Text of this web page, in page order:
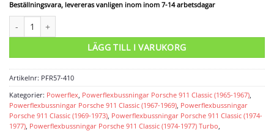
Beställningsvara, levereras vanligen inom inom 7-14 arbetsdagar
LÄGG TILL I VARUKORG
Artikelnr: PFR57-410
Kategorier: Powerflex, Powerflexbussningar Porsche 911 Classic (1965-1967),
Powerflexbussningar Porsche 911 Classic (1967-1969), Powerflexbussningar
Porsche 911 Classic (1969-1973), Powerflexbussningar Porsche 911 Classic (1974-
1977), Powerflexbussningar Porsche 911 Classic (1974-1977) Turbo,